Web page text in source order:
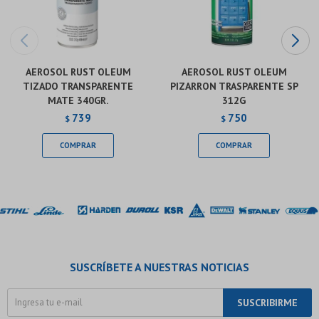
AEROSOL RUST OLEUM
TIZADO TRANSPARENTE
MATE 340GR.
$ 739
AEROSOL RUST OLEUM
PIZARRON TRASPARENTE SP
312G
$ 750
SUSCRÍBETE A NUESTRAS NOTICIAS
SUSCRIBIRME